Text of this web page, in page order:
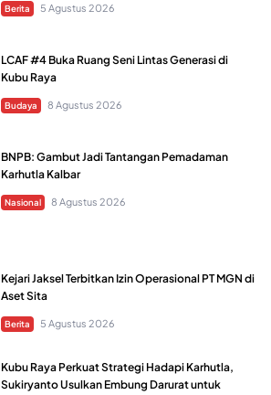
Berita 5 Agustus 2026
LCAF #4 Buka Ruang Seni Lintas Generasi di
Kubu Raya
Budaya 8 Agustus 2026
BNPB: Gambut Jadi Tantangan Pemadaman
Karhutla Kalbar
Nasional 8 Agustus 2026
Kejari Jaksel Terbitkan Izin Operasional PT MGN di
Aset Sita
Berita 5 Agustus 2026
Kubu Raya Perkuat Strategi Hadapi Karhutla,
Sukiryanto Usulkan Embung Darurat untuk